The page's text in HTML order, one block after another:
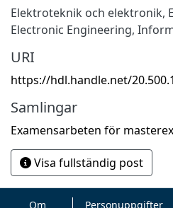
Elektroteknik och elektronik,
Electronic Engineering,
URI
https://hdl.handle.net/
Samlingar
Examensarbeten för
Visa fullständig post
Om Personuppgifter